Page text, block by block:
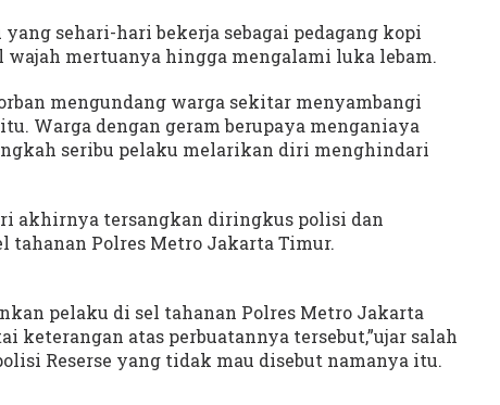
sehari-hari bekerja sebagai pedagang kopi
mertuanya hingga mengalami luka lebam.
mengundang warga sekitar menyambangi
Warga dengan geram berupaya menganiaya
seribu pelaku melarikan diri menghindari
akhirnya tersangkan diringkus polisi dan
tahanan Polres Metro Jakarta Timur.
pelaku di sel tahanan Polres Metro Jakarta
keterangan atas perbuatannya tersebut,”ujar salah
Reserse yang tidak mau disebut namanya itu.